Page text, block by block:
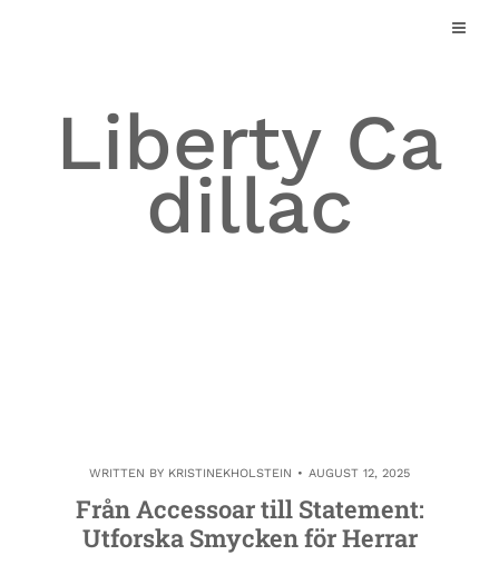
Liberty Ca
dillac
WRITTEN BY KRISTINEKHOLSTEIN AUGUST 12, 2025
Från Accessoar till Statement:
Utforska Smycken för Herrar